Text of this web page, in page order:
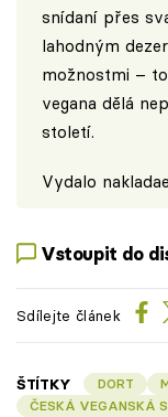
snídaní přes
lahodným
možnostmi –
vegana dělá
století.
Vydalo
Vstoupit do
Sdílejte článek
ŠTÍTKY DORT
ČESKÁ VEGANSKÁ